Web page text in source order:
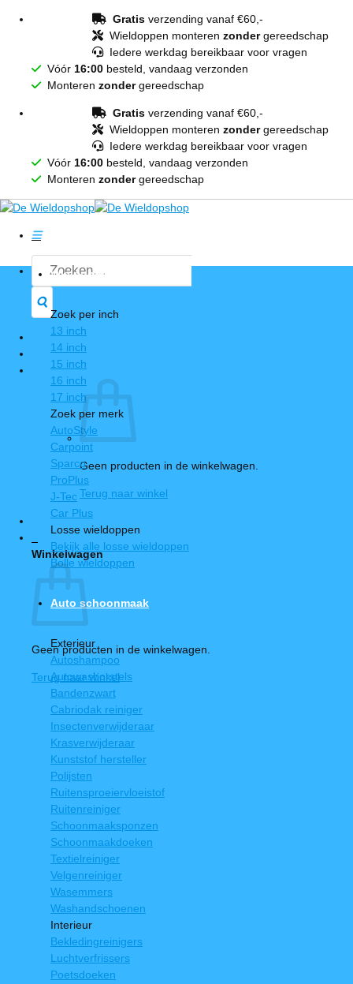
Gratis verzending vanaf €60,-
Wieldoppen monteren zondergereedschap
Iedere werkdag bereikbaar voor vragen
Vóór 16:00 besteld, vandaag verzonden
Monteren zondergereedschap
Gratis verzending vanaf €60,-
Wieldoppen monteren zondergereedschap
Iedere werkdag bereikbaar voor vragen
Vóór 16:00 besteld, vandaag verzonden
Monteren zondergereedschap
naar:
Login / Registreren
Geen producten in de winkelwagen.
Terug naar winkel
Winkelwagen
Geen producten in de winkelwagen.
Terug naar winkel
Wieldoppen
Zoek per inch
13 inch
14 inch
15 inch
16 inch
17 inch
Zoek per merk
AutoStyle
Carpoint
Sparco
ProPlus
J-Tec
Car Plus
Losse wieldoppen
Bekijk alle losse wieldoppen
Bolle wieldoppen
Auto schoonmaak
Exterieur
Autoshampoo
Autowasborstels
Bandenzwart
Cabriodak reiniger
Insectenverwijderaar
Krasverwijderaar
Kunststof hersteller
Polijsten
Ruitensproeiervloeistof
Ruitenreiniger
Schoonmaaksponzen
Schoonmaakdoeken
Textielreiniger
Velgenreiniger
Wasemmers
Washandschoenen
Interieur
Bekledingreinigers
Luchtverfrissers
Poetsdoeken